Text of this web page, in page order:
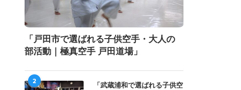
「戸田市で選ばれる子供空手・大人の
部活動｜極真空手 戸田道場」
2
「武蔵浦和で選ばれる子供空